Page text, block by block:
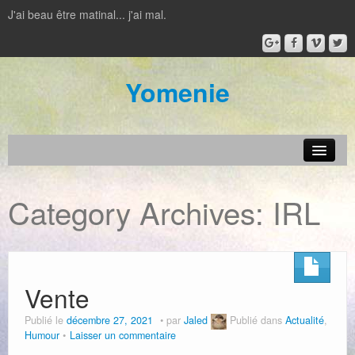
J'ai beau être matinal... j'ai mal.
Yomenie
Actualité
Jeux vidéos
Jeux de plateau
IRL
Livre – BD
Category Archives: IRL
Vente
Publié le décembre 27, 2021 par Jaled Publié dans Actualité,
Humour
Laisser un commentaire